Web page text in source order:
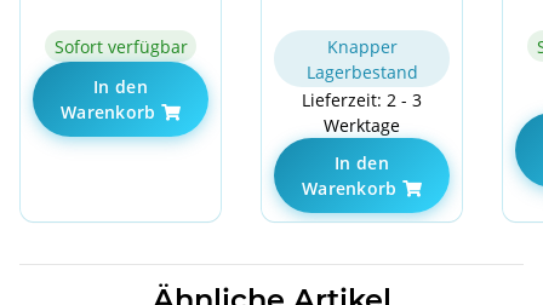
Sofort verfügbar
In den
Warenkorb
Knapper
Lagerbestand
Lieferzeit: 2 - 3
Werktage
In den
Warenkorb